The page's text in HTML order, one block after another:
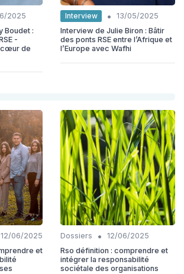
2025
Boudet :
-
cœur de
Interview •
13/05/2025
Interview de Julie Biron : Bâtir
des ponts RSE entre l’Afrique et
l’Europe avec Wafhi
12/06/2025
et
Dossiers •
12/06/2025
Rso définition : comprendre et
intégrer la responsabilité
sociétale des organisations